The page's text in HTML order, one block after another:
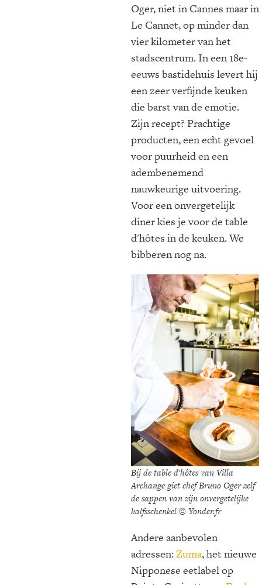
Oger, niet in Cannes maar in
Le Cannet, op minder dan
vier kilometer van het
stadscentrum. In een 18e-
eeuws bastidehuis levert hij
een zeer verfijnde keuken
die barst van de emotie.
Zijn recept? Prachtige
producten, een echt gevoel
voor puurheid en een
adembenemend
nauwkeurige uitvoering.
Voor een onvergetelijk
diner kies je voor de table
d'hôtes in de keuken. We
bibberen nog na.
Bij de table d'hôtes van Villa
Archange giet chef Bruno Oger zelf
de sappen van zijn onvergetelijke
kalfsschenkel © Yonder.fr
Andere aanbevolen
adressen:Zuma, het nieuwe
Nipponese eetlabel op